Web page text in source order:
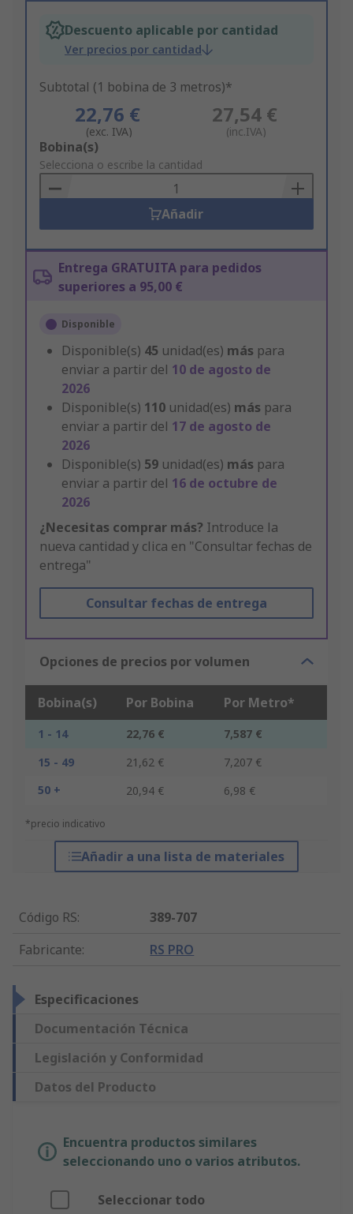
Descuento aplicable por cantidad
Ver precios por cantidad
Subtotal (1 bobina de 3 metros)*
22,76 €
(exc. IVA)
27,54 €
(inc.IVA)
Add
to
Basket
Bobina(s)
Selecciona o escribe la cantidad
Añadir
Entrega GRATUITA para pedidos
superiores a 95,00 €
Disponible
Disponible(s) 45 unidad(es) más para
enviar a partir del 10 de agosto de
2026
Disponible(s) 110 unidad(es) más para
enviar a partir del 17 de agosto de
2026
Disponible(s) 59 unidad(es) más para
enviar a partir del 16 de octubre de
2026
¿Necesitas comprar más? Introduce la
nueva cantidad y clica en "Consultar fechas de
entrega"
Consultar fechas de entrega
Opciones de precios por volumen
Bobina(s) Por Bobina Por Metro*
1 - 14 22,76 €
7,587 €
15 - 49
21,62 €
7,207 €
50 +
20,94 € 6,98 €
*precio indicativo
Añadir a una lista de materiales
Código RS:
389-707
Fabricante: RS PRO
Especificaciones
Documentación Técnica
Legislación y Conformidad
Datos del Producto
Encuentra productos similares
seleccionando uno o varios atributos.
Seleccionar todo